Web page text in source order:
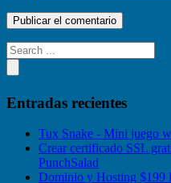
Entradas recientes
Tux Snake - Mini juego
Crear certificado SSL
PunchSalad
Dominio y Hosting $199